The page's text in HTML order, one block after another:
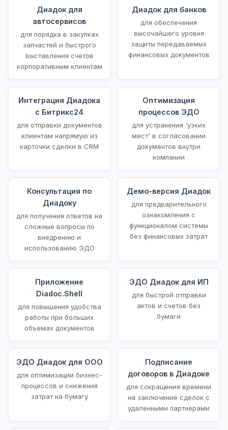
Диадок для
автосервисов
для порядка в закупках
запчастей и быстрого
выставления счетов
корпоративным клиентам
Диадок для банков
для обеспечения
высочайшего уровня
защиты передаваемых
финансовых документов
Интеграция Диадока
с Битрикс24
для отправки документов
клиентам напрямую из
карточки сделки в CRM
Оптимизация
процессов ЭДО
для устранения 'узких
мест' в согласовании
документов внутри
компании
Консультация по
Диадоку
для получения ответов на
сложные вопросы по
внедрению и
использованию ЭДО
Демо-версия Диадок
для предварительного
ознакомления с
функционалом системы
без финансовых затрат
Приложение
Diadoc.Shell
для повышения удобства
работы при больших
объемах документов
ЭДО Диадок для ИП
для быстрой отправки
актов и счетов без
бумаги
ЭДО Диадок для ООО
для оптимизации бизнес-
процессов и снижения
затрат на бумагу
Подписание
договоров в Диадоке
для сокращения времени
на заключение сделок с
удаленными партнерами